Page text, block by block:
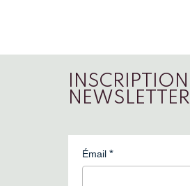
INSCRIPTION
NEWSLETTER
Émail